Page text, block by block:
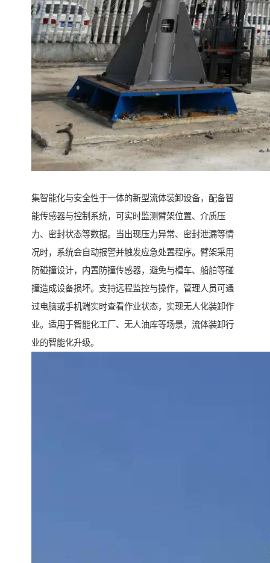
集智能化与安全性于一体的新型流体装卸设备，配备智
能传感器与控制系统，可实时监测臂架位置、介质压
力、密封状态等数据。当出现压力异常、密封泄漏等情
况时，系统会自动报警并触发应急处置程序。臂架采用
防碰撞设计，内置防撞传感器，避免与槽车、船舶等碰
撞造成设备损坏。支持远程监控与操作，管理人员可通
过电脑或手机端实时查看作业状态，实现无人化装卸作
业。适用于智能化工厂、无人油库等场景，流体装卸行
业的智能化升级。